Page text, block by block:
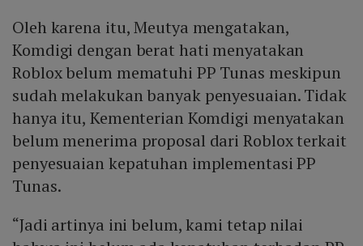
Oleh karena itu, Meutya mengatakan,
Komdigi dengan berat hati menyatakan
Roblox belum mematuhi PP Tunas meskipun
sudah melakukan banyak penyesuaian. Tidak
hanya itu, Kementerian Komdigi menyatakan
belum menerima proposal dari Roblox terkait
penyesuaian kepatuhan implementasi PP
Tunas.
“Jadi artinya ini belum, kami tetap nilai